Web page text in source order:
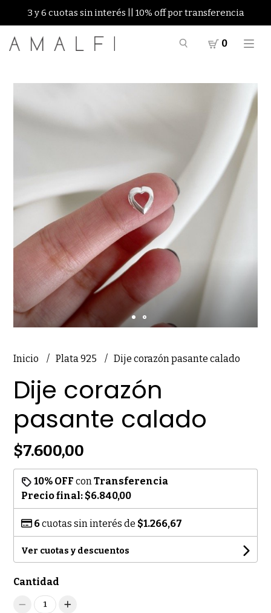
3 y 6 cuotas sin interés || 10% off por transferencia
0
Inicio Plata 925 Dije corazón pasante calado
Dije corazón
pasante calado
$7.600,00
10% OFF conTransferencia
Precio final: $6.840,00
6cuotas sin interés de $1.266,67
Ver cuotas y descuentos
Cantidad
1